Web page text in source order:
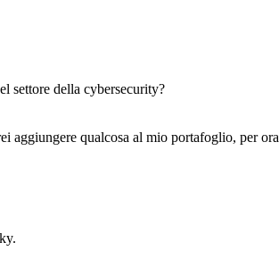
settore della cybersecurity?
aggiungere qualcosa al mio portafoglio, per